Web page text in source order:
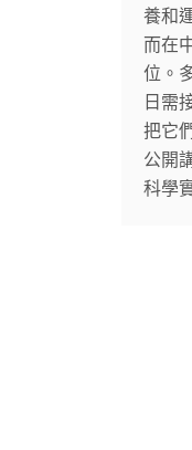
養和
而在
位。
日需
把它
公開
科學